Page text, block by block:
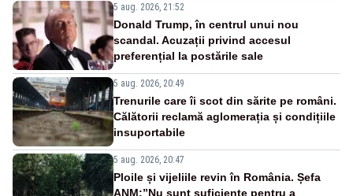
5 aug. 2026, 21:52
Donald Trump, în centrul unui nou
scandal. Acuzații privind accesul
preferențial la postările sale
5 aug. 2026, 20:49
Trenurile care îi scot din sărite pe români.
Călătorii reclamă aglomerația și condițiile
insuportabile
5 aug. 2026, 20:47
Ploile și vijeliile revin în România. Șefa
ANM:”Nu sunt suficiente pentru a